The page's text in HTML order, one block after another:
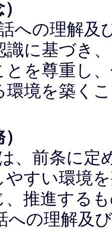
の理解及
識に基づき
とを尊重し
環境を築く
前条に定
やすい環境
、推進する
の理解及